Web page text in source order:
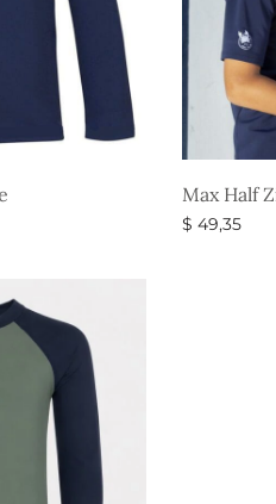
Max Half
$ 49,35